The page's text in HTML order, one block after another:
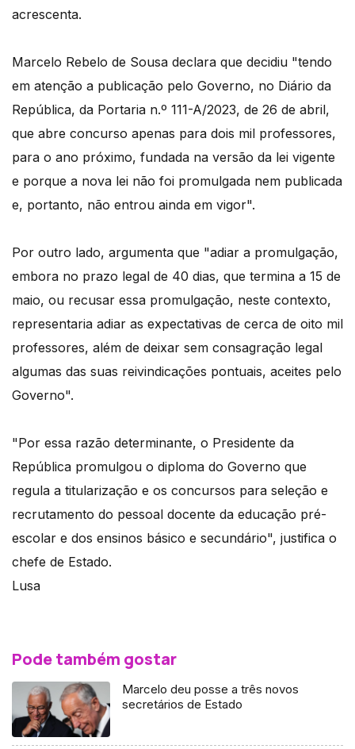
acrescenta.
Marcelo Rebelo de Sousa declara que decidiu "tendo
em atenção a publicação pelo Governo, no Diário da
República, da Portaria n.º 111-A/2023, de 26 de abril,
que abre concurso apenas para dois mil professores,
para o ano próximo, fundada na versão da lei vigente
e porque a nova lei não foi promulgada nem publicada
e, portanto, não entrou ainda em vigor".
Por outro lado, argumenta que "adiar a promulgação,
embora no prazo legal de 40 dias, que termina a 15 de
maio, ou recusar essa promulgação, neste contexto,
representaria adiar as expectativas de cerca de oito mil
professores, além de deixar sem consagração legal
algumas das suas reivindicações pontuais, aceites pelo
Governo".
"Por essa razão determinante, o Presidente da
República promulgou o diploma do Governo que
regula a titularização e os concursos para seleção e
recrutamento do pessoal docente da educação pré-
escolar e dos ensinos básico e secundário", justifica o
chefe de Estado.
Lusa
Pode também gostar
Marcelo deu posse a três novos
secretários de Estado